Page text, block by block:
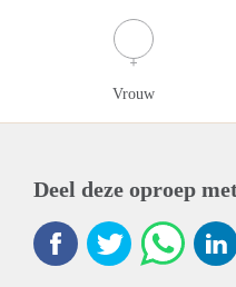
Vrouw
Deel deze oproep